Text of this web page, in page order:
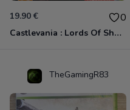
19.90 € 0
Castlevania : Lords Of Shadow Xbox 360
TheGamingR83